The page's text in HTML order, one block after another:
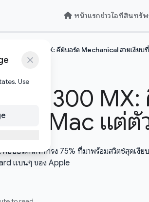
หน้าแรกข่าวไอทีสินทรั
Use
KW 300 MX: คีย์บอร์ด Mechanical สายเงียบที่
KW 300
นรัก Mac แต่ตั
ย์บอร์ดกลไกทรง 75% ที่มาพร้อมสวิตช์สุดเงีย
แบนๆ ของ Apple